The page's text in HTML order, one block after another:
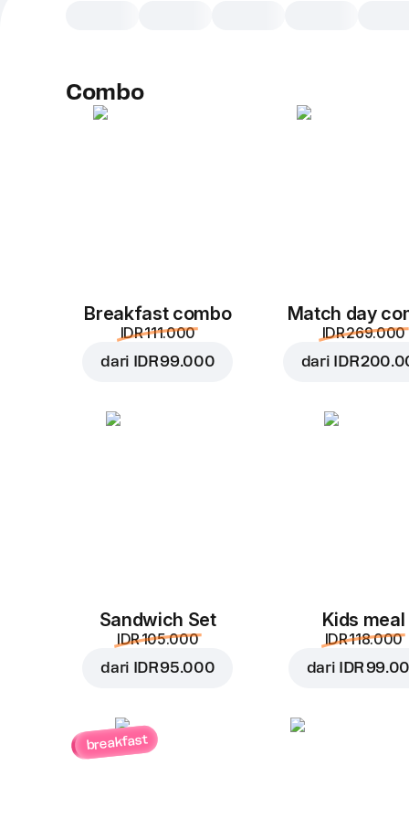
Combo
Breakfast combo
IDR 111.000
dari IDR 99.000
Match day
IDR 269.000
dari IDR
Sandwich Set
IDR 105.000
dari IDR 95.000
Kids meal
IDR 118.000
dari IDR
breakfast